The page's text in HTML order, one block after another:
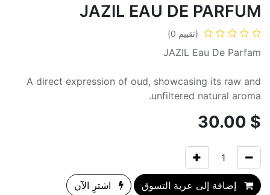
JAZIL EAU DE PARFUM
(تقييم 0)
JAZIL Eau De Parfam
A direct expression of oud, showcasing its raw and
unfiltered natural aroma.
$
30.00
إضافة إلى عربة التسوق اشترِ الآن